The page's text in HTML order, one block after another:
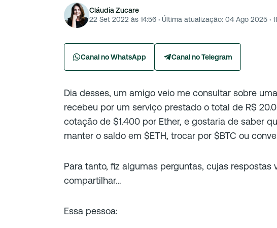
Cláudia Zucare
22 Set 2022 às 14:56 · Última atualização: 04 Ago 2025 · 11
Canal no WhatsApp Canal no Telegram
Dia desses, um amigo veio me consultar sobre
recebeu por um serviço prestado o total de R$
cotação de $1.400 por Ether, e gostaria de saber
manter o saldo em $ETH, trocar por $BTC ou
Para tanto, fiz algumas perguntas, cujas respostas
compartilhar…
Essa pessoa: